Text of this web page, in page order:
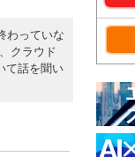
わっていな
クラウド
て話を聞い